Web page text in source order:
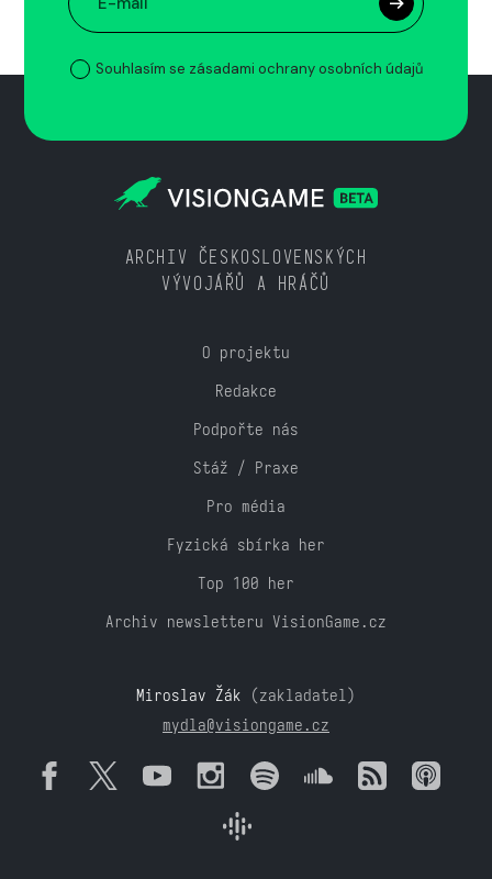
Souhlasím se zásadami ochrany osobních údajů
ARCHIV ČESKOSLOVENSKÝCH
VÝVOJÁŘŮ A HRÁČŮ
O projektu
Redakce
Podpořte nás
Stáž / Praxe
Pro média
Fyzická sbírka her
Top 100 her
Archiv newsletteru VisionGame.cz
Miroslav Žák (zakladatel)
mydla@visiongame.cz